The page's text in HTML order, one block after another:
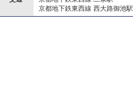
京都地下鉄東西線 西大路御池駅